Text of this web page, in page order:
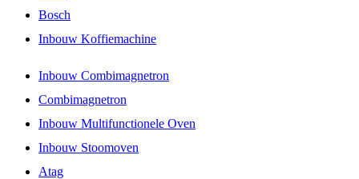
Bosch
Inbouw Koffiemachine
Inbouw Combimagnetron
Combimagnetron
Inbouw Multifunctionele Oven
Inbouw Stoomoven
Atag